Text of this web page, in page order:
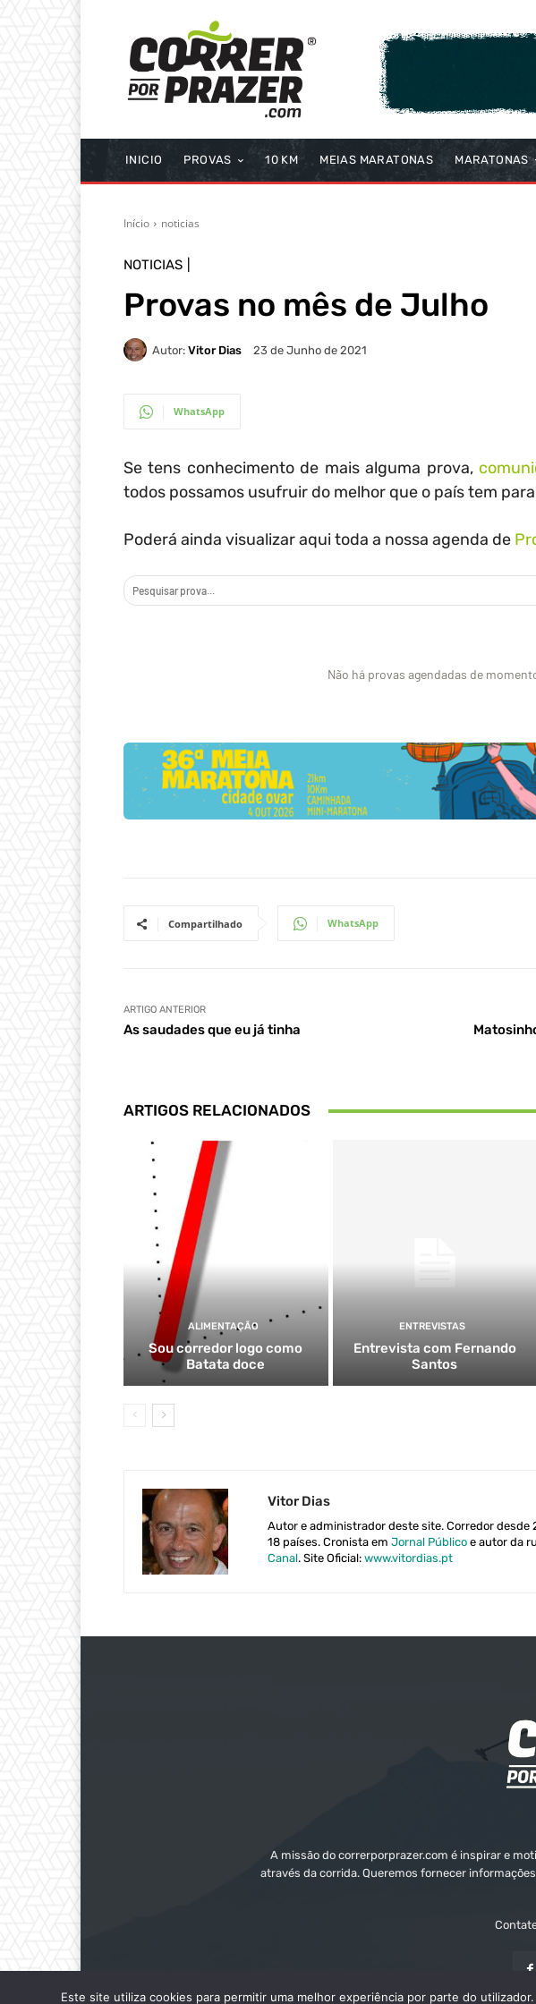
INICIO PROVAS 10 KM MEIAS MARATONAS MARATONAS
Início noticias
NOTICIAS
Provas no mês de Julho
Autor: Vitor Dias 23 de Junho de 2021
WhatsApp
Se tens conhecimento de mais alguma prova,
todos possamos usufruir do melhor que o país tem
Poderá ainda visualizar aqui toda a nossa agenda de
Não há provas agendadas de
Compartilhado WhatsApp
ARTIGO ANTERIOR
As saudades que eu já tinha
ARTIGOS RELACIONADOS
ALIMENTAÇÃO
Sou corredor logo como
Batata doce
ENTREVISTAS
Entrevista com Fernando
Santos
Vitor Dias
Autor e administrador deste site. Corredor desde
18 países. Cronista em Jornal Público e autor da
Canal. Site Oficial: www.vitordias.pt
A missão do correrporprazer.com é inspirar e
através da corrida. Queremos fornecer
Este site utiliza cookies para permitir uma melhor experiência por parte do